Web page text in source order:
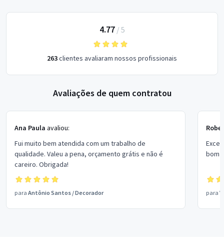
4.77/ 5
263clientes avaliaram nossos profissionais
Avaliações de quem contratou
Ana Paula avaliou:
Fui muito bem atendida com um trabalho de
qualidade. Valeu a pena, orçamento grátis e não é
careiro. Obrigada!
para Antônio Santos /Decorador
bom
para